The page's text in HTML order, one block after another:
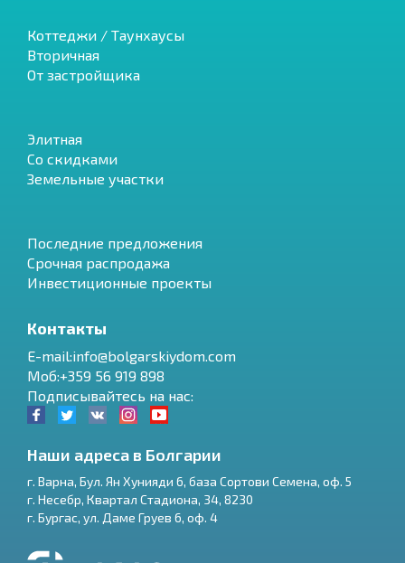
Коттеджи / Таунхаусы
Вторичная
От застройщика
Элитная
Со скидками
Земельные участки
Последние предложения
Срочная распродажа
Инвестиционные проекты
Контакты
E-mail:info@bolgarskiydom.com
Моб:+359 56 919 898
Подписывайтесь на нас:
Наши адреса в Болгарии
г. Варна, Бул. Ян Хунияди 6, база Сортови Семена, оф. 5
г. Несебр, Квартал Стадиона, 34, 8230
г. Бургас, ул. Даме Груев 6, оф. 4